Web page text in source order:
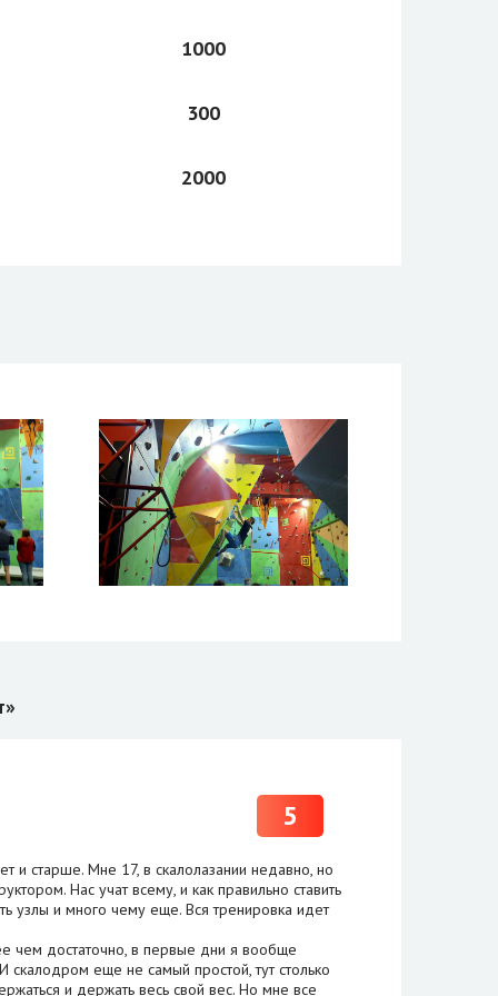
1000
300
2000
5
и старше. Мне 17, в скалолазании недавно, но
Нас учат всему, и как правильно ставить
узлы и много чему еще. Вся тренировка идет
чем достаточно, в первые дни я вообще
скалодром еще не самый простой, тут столько
и держать весь свой вес. Но мне все